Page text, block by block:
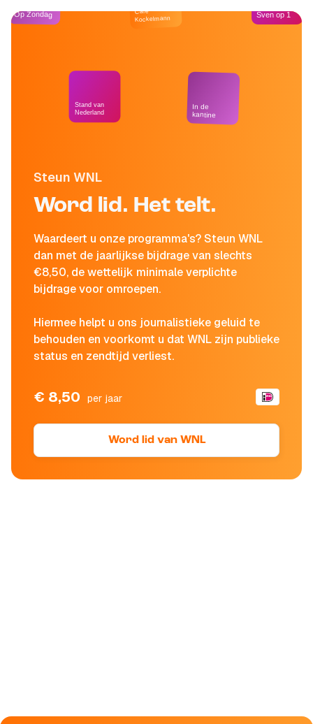
Steun WNL
Word lid. Het telt.
Waardeert u onze programma's? Steun WNL
dan met de jaarlijkse bijdrage van slechts
€8,50, de wettelijk minimale verplichte
bijdrage voor omroepen.
Hiermee helpt u ons journalistieke geluid te
behouden en voorkomt u dat WNL zijn publieke
status en zendtijd verliest.
€ 8,50 per jaar
Word lid van WNL
Op Zondag
Stand van
Nederland
Café
Kockelmann
In de
kantine
Sven op 1